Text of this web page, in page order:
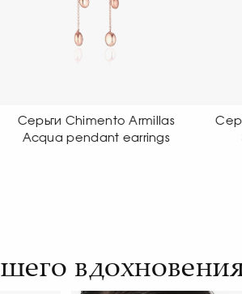
Серьги Chimento Link
Sensi earrings